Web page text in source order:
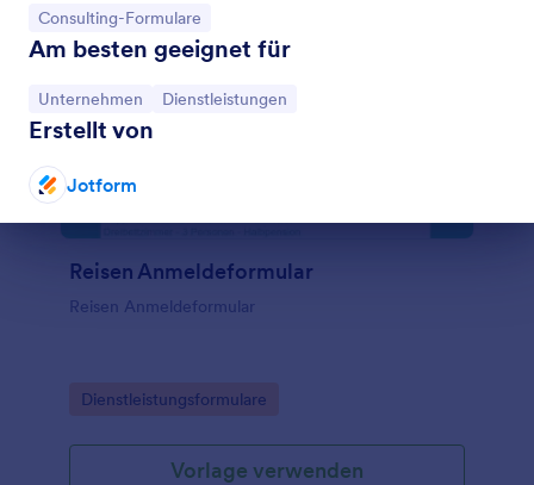
Zur Kategorie:
Consulting-Formulare
Am besten geeignet für
Zur Kategorie:
Unternehmen Zur Kategorie:
Dienstleistungen
Erstellt von
Jotform
Dialog Ende
Reisen Anmeldeformular
Reisen Anmeldeformular
Go to Category:
Dienstleistungsformulare
Vorlage verwenden